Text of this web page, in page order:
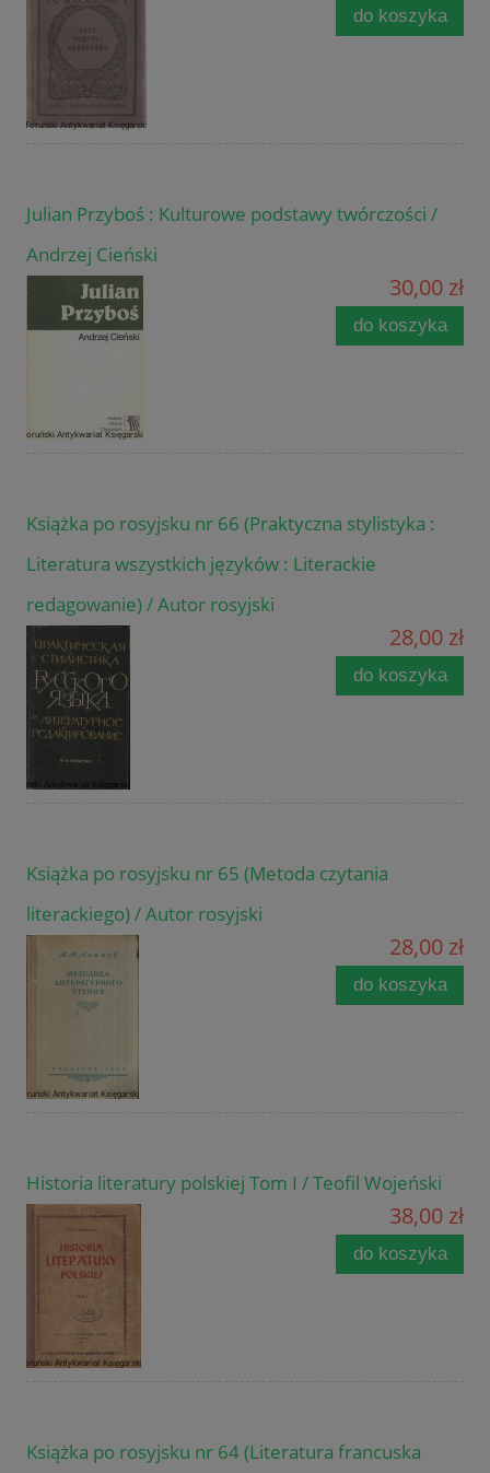
do koszyka
Julian Przyboś : Kulturowe podstawy twórczości /
Andrzej Cieński
30,00 zł
do koszyka
Książka po rosyjsku nr 66 (Praktyczna stylistyka :
Literatura wszystkich języków : Literackie
redagowanie) / Autor rosyjski
28,00 zł
do koszyka
Książka po rosyjsku nr 65 (Metoda czytania
literackiego) / Autor rosyjski
28,00 zł
do koszyka
Historia literatury polskiej Tom I / Teofil Wojeński
38,00 zł
do koszyka
Książka po rosyjsku nr 64 (Literatura francuska